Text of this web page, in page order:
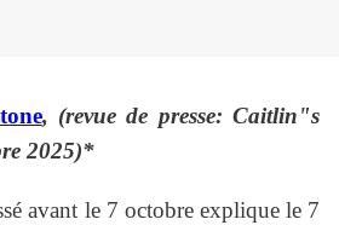
, (revue de presse: Caitlin"s
2025)*
avant le 7 octobre explique le 7